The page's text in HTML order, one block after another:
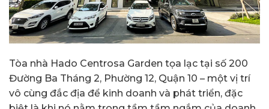
Tòa nhà Hado Centrosa Garden tọa lạc tại số 200
Đường Ba Tháng 2, Phường 12, Quận 10 – một vị trí
vô cùng đắc địa để kinh doanh và phát triển, đặc